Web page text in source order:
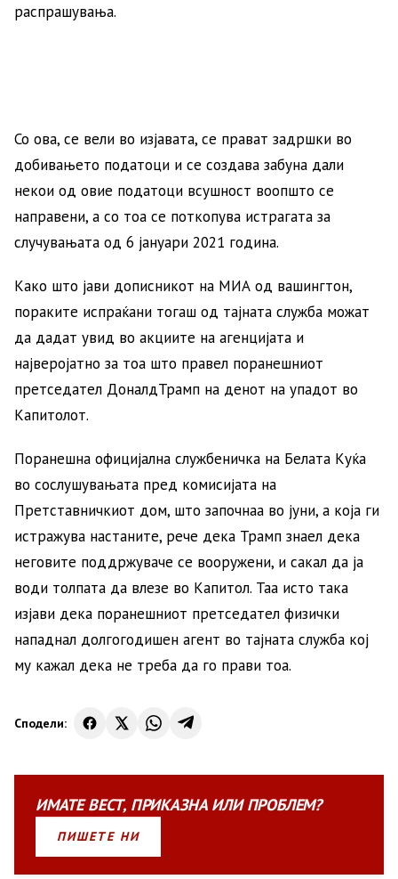
распрашувања.
Со ова, се вели во изјавата, се прават задршки во
добивањето податоци и се создава забуна дали
некои од овие податоци всушност воопшто се
направени, а со тоа се поткопува истрагата за
случувањата од 6 јануари 2021 година.
Како што јави дописникот на МИА од вашингтон,
пораките испраќани тогаш од тајната служба можат
да дадат увид во акциите на агенцијата и
најверојатно за тоа што правел поранешниот
претседател ДоналдТрамп на денот на упадот во
Капитолот.
Поранешна официјална службеничка на Белата Куќа
во сослушувањата пред комисијата на
Претставничкиот дом, што започнаа во јуни, а која ги
истражува настаните, рече дека Трамп знаел дека
неговите поддржуваче се вооружени, и сакал да ја
води толпата да влезе во Капитол. Таа исто така
изјави дека поранешниот претседател физички
нападнал долгогодишен агент во тајната служба кој
му кажал дека не треба да го прави тоа.
Сподели:
ИМАТЕВЕСТ, ПРИКАЗНАИЛИПРОБЛЕМ?
ПИШЕТЕ НИ